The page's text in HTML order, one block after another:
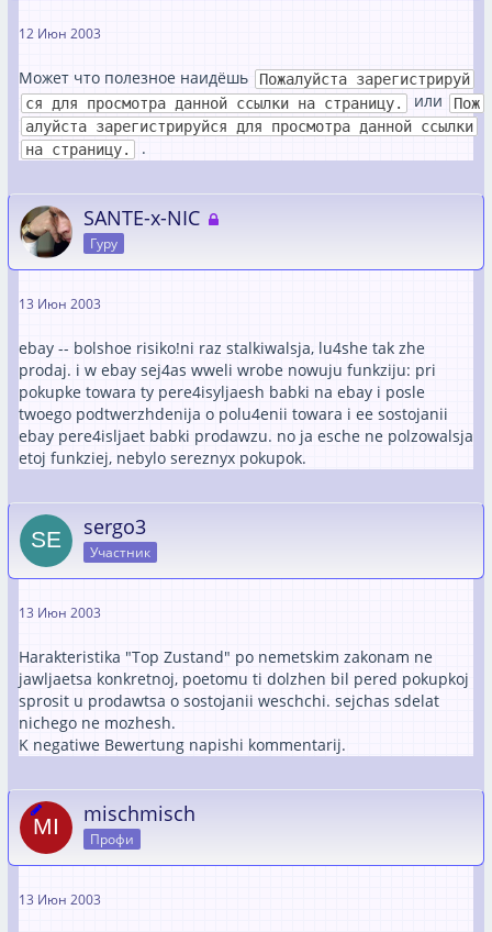
12 Июн 2003
Может что полезное наидёшь
Пожалуйста зарегистрируй
ся для просмотра данной ссылки на страницу.
или
Пож
алуйста зарегистрируйся для просмотра данной ссылки
на страницу.
.
SANTE-x-NIC
Гуру
13 Июн 2003
ebay -- bolshoe risiko!ni raz stalkiwalsja, lu4she tak zhe
prodaj. i w ebay sej4as wweli wrobe nowuju funkziju: pri
pokupke towara ty pere4isyljaesh babki na ebay i posle
twoego podtwerzhdenija o polu4enii towara i ee sostojanii
ebay pere4isljaet babki prodawzu. no ja esche ne polzowalsja
etoj funkziej, nebylo sereznyx pokupok.
sergo3
Участник
13 Июн 2003
Harakteristika "Top Zustand" po nemetskim zakonam ne
jawljaetsa konkretnoj, poetomu ti dolzhen bil pered pokupkoj
sprosit u prodawtsa o sostojanii weschchi. sejchas sdelat
nichego ne mozhesh.
K negatiwe Bewertung napishi kommentarij.
mischmisch
Профи
13 Июн 2003